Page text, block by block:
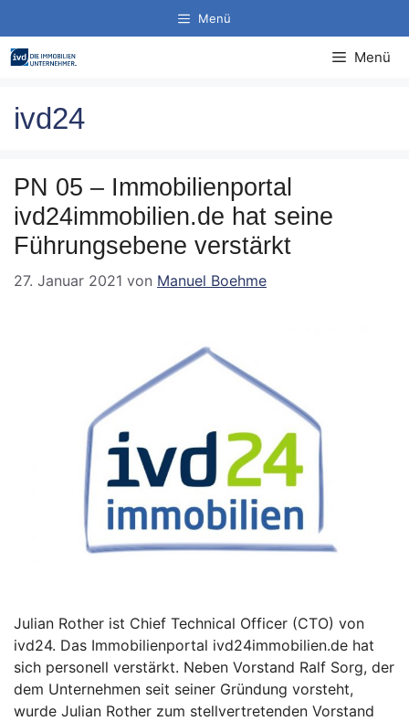
Inhalt
springen
Menü
Menü
ivd24
PN 05 – Immobilienportal
ivd24immobilien.de hat seine
Führungsebene verstärkt
27. Januar 2021 von Manuel Boehme
Julian Rother ist Chief Technical Officer (CTO) von
ivd24. Das Immobilienportal ivd24immobilien.de hat
sich personell verstärkt. Neben Vorstand Ralf Sorg, der
dem Unternehmen seit seiner Gründung vorsteht,
wurde Julian Rother zum stellvertretenden Vorstand